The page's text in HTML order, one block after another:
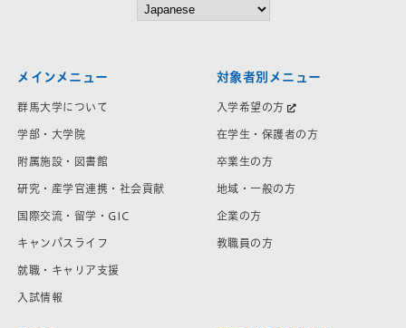
メインメニュー
群馬大学について
学部・大学院
附属施設・図書館
研究・産学官連携・社会貢献
国際交流・留学・GIC
キャンパスライフ
就職・キャリア支援
入試情報
対象者別メニュー
入学希望の方
在学生・保護者の方
卒業生の方
地域・一般の方
企業の方
教職員の方